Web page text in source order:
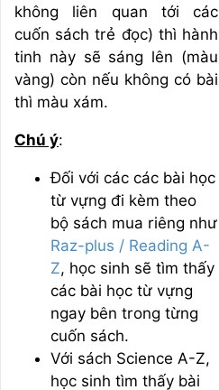
không liên quan tới các
cuốn sách trẻ đọc) thì hành
tinh này sẽ sáng lên (màu
vàng) còn nếu không có bài
thì màu xám.
Chú ý:
Đối với các các bài học
từ vựng đi kèm theo
bộ sách mua riêng như
Raz-plus / Reading A-
Z, học sinh sẽ tìm thấy
các bài học từ vựng
ngay bên trong từng
cuốn sách.
Với sách Science A-Z,
học sinh tìm thấy bài